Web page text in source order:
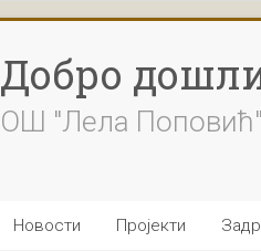
Добро
ОШ "Лела
Новости Пројекти